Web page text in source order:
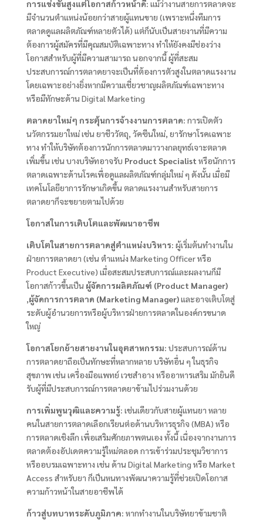
การแข่งขันสูงแต่โอกาสก้าวหน้าดี: แม้ว่างานสายการตลาดจะ
มีจำนวนตำแหน่งน้อยกว่าสายผู้แทนขาย (เพราะหนึ่งทีมการ
ตลาดดูแลผลิตภัณฑ์หลายตัวได้) แต่ก็นับเป็นสายงานที่มีความ
ต้องการผู้สมัครที่มีคุณสมบัติเฉพาะทาง ทำให้ยังคงมีช่องว่าง
โอกาสสำหรับผู้ที่มีความสามารถ นอกจากนี้ ผู้ที่สะสม
ประสบการณ์การตลาดยาจะเป็นที่ต้องการตัวสูงในตลาดแรงงาน
โดยเฉพาะอย่างยิ่งหากมีความเชี่ยวชาญผลิตภัณฑ์เฉพาะทาง
หรือมีทักษะด้าน Digital Marketing
ตลาดยาใหม่ๆ กระตุ้นการจ้างงานการตลาด: การเปิดตัว
นวัตกรรมยาใหม่ เช่น ยาชีววัตถุ, วัคซีนใหม่, ยารักษาโรคเฉพาะ
ทาง ทำให้บริษัทต้องการนักการตลาดมาวางกลยุทธ์เจาะตลาด
เพิ่มขึ้น เช่น บางบริษัทอาจรับ Product Specialist หรือนักการ
ตลาดเฉพาะด้านโรคเพื่อดูแลผลิตภัณฑ์กลุ่มใหม่ ๆ ดังนั้น เมื่อมี
เทคโนโลยียาการรักษาเกิดขึ้น ตลาดแรงงานสำหรับสายการ
ตลาดยาก็จะขยายตามไปด้วย
โอกาสในการเติบโตและพัฒนาอาชีพ
เติบโตในสายการตลาดสู่ตำแหน่งบริหาร: ผู้เริ่มต้นทำงานใน
ฝ่ายการตลาดยา (เช่น ตำแหน่ง Marketing Officer หรือ
Product Executive) เมื่อสะสมประสบการณ์และผลงานก็มี
โอกาสก้าวขึ้นเป็น ผู้จัดการผลิตภัณฑ์ (Product Manager)
,ผู้จัดการการตลาด (Marketing Manager)และอาจเติบโตสู่
ระดับผู้อำนวยการหรือผู้บริหารฝ่ายการตลาดในองค์กรขนาด
ใหญ่
โอกาสโยกย้ายสายงานในอุตสาหกรรม: ประสบการณ์ด้าน
การตลาดยาถือเป็นทักษะที่หลากหลาย บริษัทอื่น ๆ ในธุรกิจ
สุขภาพ เช่น เครื่องมือแพทย์ เวชสำอาง หรืออาหารเสริม มักยินดี
รับผู้ที่มีประสบการณ์การตลาดยาข้ามไปร่วมงานด้วย
การเพิ่มพูนวุฒิและความรู้: เช่นเดียวกับสายผู้แทนยา หลาย
คนในสายการตลาดเลือกเรียนต่อด้านบริหารธุรกิจ (MBA) หรือ
การตลาดเชิงลึก เพื่อเสริมศักยภาพตนเอง ทั้งนี้ เนื่องจากงานการ
ตลาดต้องอัปเดตความรู้ใหม่ตลอด การเข้าร่วมประชุมวิชาการ
หรืออบรมเฉพาะทาง เช่น ด้าน Digital Marketing หรือ Market
Access สำหรับยา ก็เป็นหนทางพัฒนาความรู้ที่ช่วยเปิดโอกาส
ความก้าวหน้าในสายอาชีพได้
ก้าวสู่บทบาทระดับภูมิภาค: หากทำงานในบริษัทยาข้ามชาติ